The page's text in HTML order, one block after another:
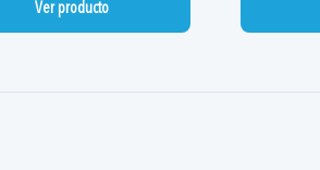
Ver producto